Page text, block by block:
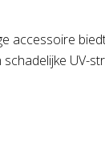
accessoire
UV-